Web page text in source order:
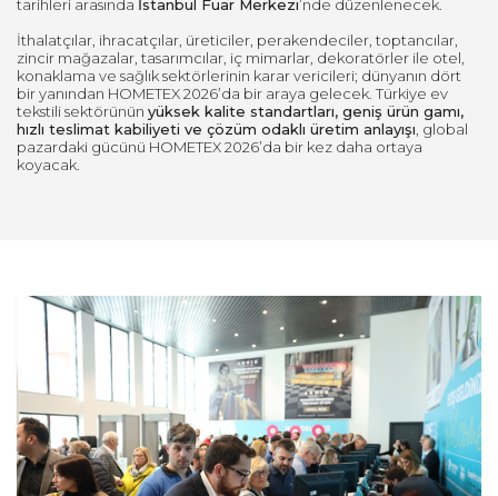
tarihleri arasında İstanbul Fuar Merkezi’nde düzenlenecek.
İthalatçılar, ihracatçılar, üreticiler, perakendeciler, toptancılar,
zincir mağazalar, tasarımcılar, iç mimarlar, dekoratörler ile otel,
konaklama ve sağlık sektörlerinin karar vericileri; dünyanın dört
bir yanından HOMETEX 2026’da bir araya gelecek. Türkiye ev
tekstili sektörünün yüksek kalite standartları, geniş ürün gamı,
hızlı teslimat kabiliyeti ve çözüm odaklı üretim anlayışı , global
pazardaki gücünü HOMETEX 2026’da bir kez daha ortaya
koyacak.